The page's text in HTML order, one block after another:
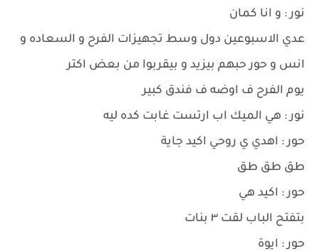
نور : و انا كمان
عدي الاسبوعين دول وسط تجهيزات الفرح و السعاده و
انس و حور حبهم بيزيد و بيقربوا من بعض اكتر
يوم الفرح ف اوضه ف فندق كبير
نور : هي الميك اب ارتست غابت كده ليه
حور : اهدي ي روحي اكيد جاية
طق طق طق
حور : اكيد هي
بتفتح الباب لقت ٣ بنات
حور : ايوة